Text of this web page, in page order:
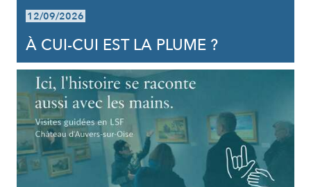
12/09/2026
À CUI-CUI EST LA PLUME ?